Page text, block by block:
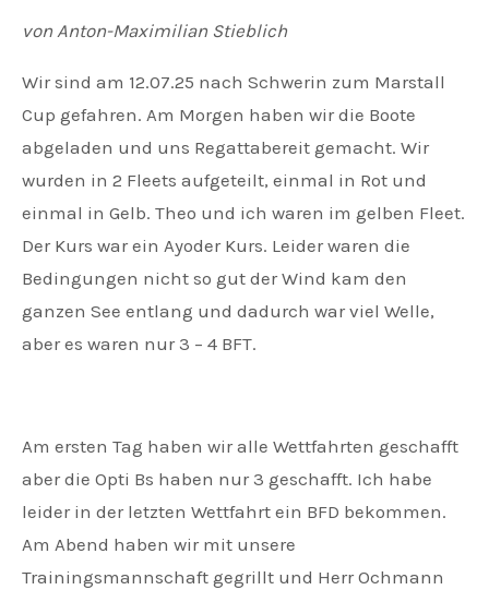
von Anton-Maximilian Stieblich
Wir sind am 12.07.25 nach Schwerin zum Marstall
Cup gefahren. Am Morgen haben wir die Boote
abgeladen und uns Regattabereit gemacht. Wir
wurden in 2 Fleets aufgeteilt, einmal in Rot und
einmal in Gelb. Theo und ich waren im gelben Fleet.
Der Kurs war ein Ayoder Kurs. Leider waren die
Bedingungen nicht so gut der Wind kam den
ganzen See entlang und dadurch war viel Welle,
aber es waren nur 3 – 4 BFT.
Am ersten Tag haben wir alle Wettfahrten geschafft
aber die Opti Bs haben nur 3 geschafft. Ich habe
leider in der letzten Wettfahrt ein BFD bekommen.
Am Abend haben wir mit unsere
Trainingsmannschaft gegrillt und Herr Ochmann